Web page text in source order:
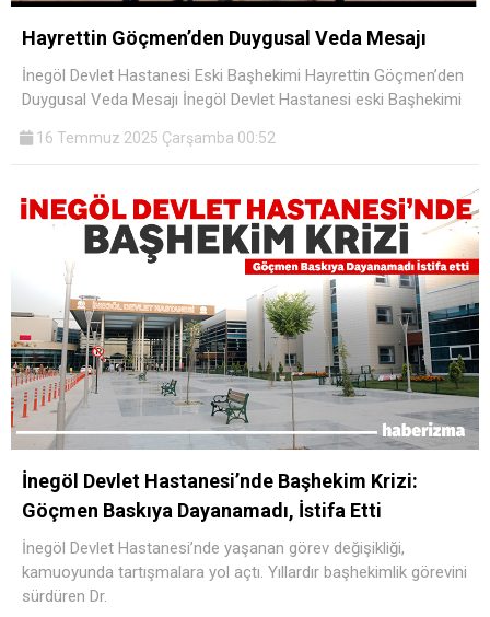
Hayrettin Göçmen’den Duygusal Veda Mesajı
İnegöl Devlet Hastanesi Eski Başhekimi Hayrettin Göçmen’den
Duygusal Veda Mesajı İnegöl Devlet Hastanesi eski Başhekimi
16 Temmuz 2025 Çarşamba 00:52
İnegöl Devlet Hastanesi’nde Başhekim Krizi:
Göçmen Baskıya Dayanamadı, İstifa Etti
İnegöl Devlet Hastanesi’nde yaşanan görev değişikliği,
kamuoyunda tartışmalara yol açtı. Yıllardır başhekimlik görevini
sürdüren Dr.